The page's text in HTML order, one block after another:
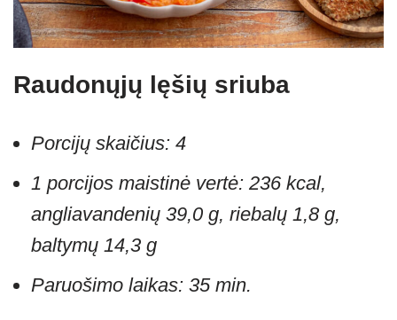
Raudonųjų lęšių sriuba
Porcijų skaičius: 4
1 porcijos maistinė vertė: 236 kcal,
angliavandenių 39,0 g, riebalų 1,8 g,
baltymų 14,3 g
Paruošimo laikas: 35 min.